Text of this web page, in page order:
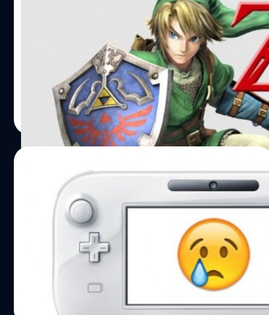
[บทความพิเศษ] 5 อันดับเกม Zelda ที่มือใหม่
ใครอยากลองเล่นเกมซีรีส์ Zelda ควรจะเริ่มจากภาคไหนมาดู
วงศกร ปฐมชัยวัฒน์| 3447 days ago
Read More
Nintendo ยืนยัน จะไม่มีการพัฒนาเกมลง Wii
U หลังจาก Zelda
ตอนนี้ดูเหมือนว่า Nintendo จะไม่มีเกมใหม่ๆ ลงให้กับ Wii U
หลังจาก The Legend of Zelda: Breath of the Wild ซึ่ง
ประธาน Nintendo of America คุณ Reggie Fils-Aime ให้
จีรนาถ เรืองทรัพย์ | 3484 days ago
Read More